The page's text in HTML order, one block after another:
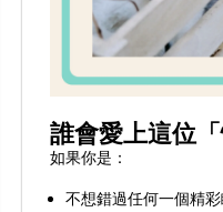
誰會愛上這位
如果你是：
不想錯過任何一個精